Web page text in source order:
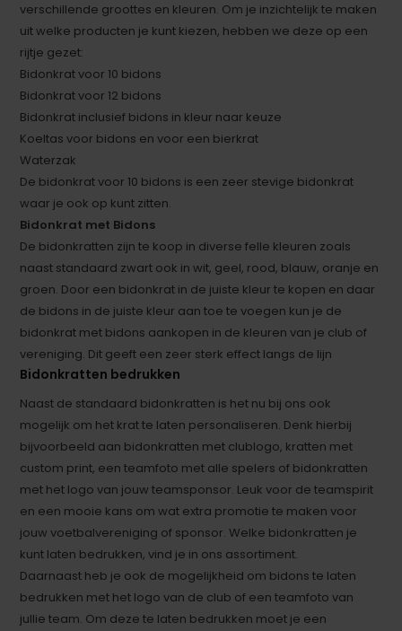
verschillende groottes en kleuren. Om je inzichtelijk te maken
uit welke producten je kunt kiezen, hebben we deze op een
rijtje gezet:
Bidonkrat voor 10 bidons
Bidonkrat voor 12 bidons
Bidonkrat inclusief bidons in kleur naar keuze
Koeltas voor bidons en voor een bierkrat
Waterzak
De bidonkrat voor 10 bidons is een zeer stevige bidonkrat
waar je ook op kunt zitten.
Bidonkrat met Bidons
De bidonkratten zijn te koop in diverse felle kleuren zoals
naast standaard zwart ook in wit, geel, rood, blauw, oranje en
groen. Door een bidonkrat in de juiste kleur te kopen en daar
de bidons in de juiste kleur aan toe te voegen kun je de
bidonkrat met bidons aankopen in de kleuren van je club of
vereniging. Dit geeft een zeer sterk effect langs de lijn
Bidonkratten bedrukken
Naast de standaard bidonkratten is het nu bij ons ook
mogelijk om het krat te laten personaliseren. Denk hierbij
bijvoorbeeld aan bidonkratten met clublogo, kratten met
custom print, een teamfoto met alle spelers of bidonkratten
met het logo van jouw teamsponsor. Leuk voor de teamspirit
en een mooie kans om wat extra promotie te maken voor
jouw voetbalvereniging of sponsor. Welke bidonkratten je
kunt laten bedrukken, vind je in ons assortiment.
Daarnaast heb je ook de mogelijkheid om bidons te laten
bedrukken met het logo van de club of een teamfoto van
jullie team. Om deze te laten bedrukken moet je een